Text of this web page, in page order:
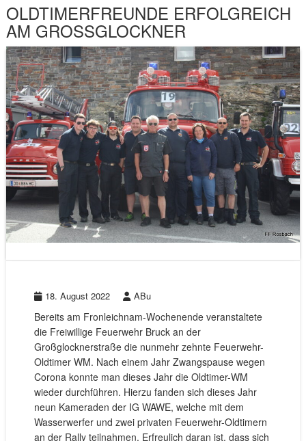
OLDTIMERFREUNDE ERFOLGREICH
AM GROSSGLOCKNER
18. August 2022 ABu
Bereits am Fronleichnam-Wochenende veranstaltete
die Freiwillige Feuerwehr Bruck an der
Großglocknerstraße die nunmehr zehnte Feuerwehr-
Oldtimer WM. Nach einem Jahr Zwangspause wegen
Corona konnte man dieses Jahr die Oldtimer-WM
wieder durchführen. Hierzu fanden sich dieses Jahr
neun Kameraden der IG WAWE, welche mit dem
Wasserwerfer und zwei privaten Feuerwehr-Oldtimern
an der Rally teilnahmen. Erfreulich daran ist, dass sich